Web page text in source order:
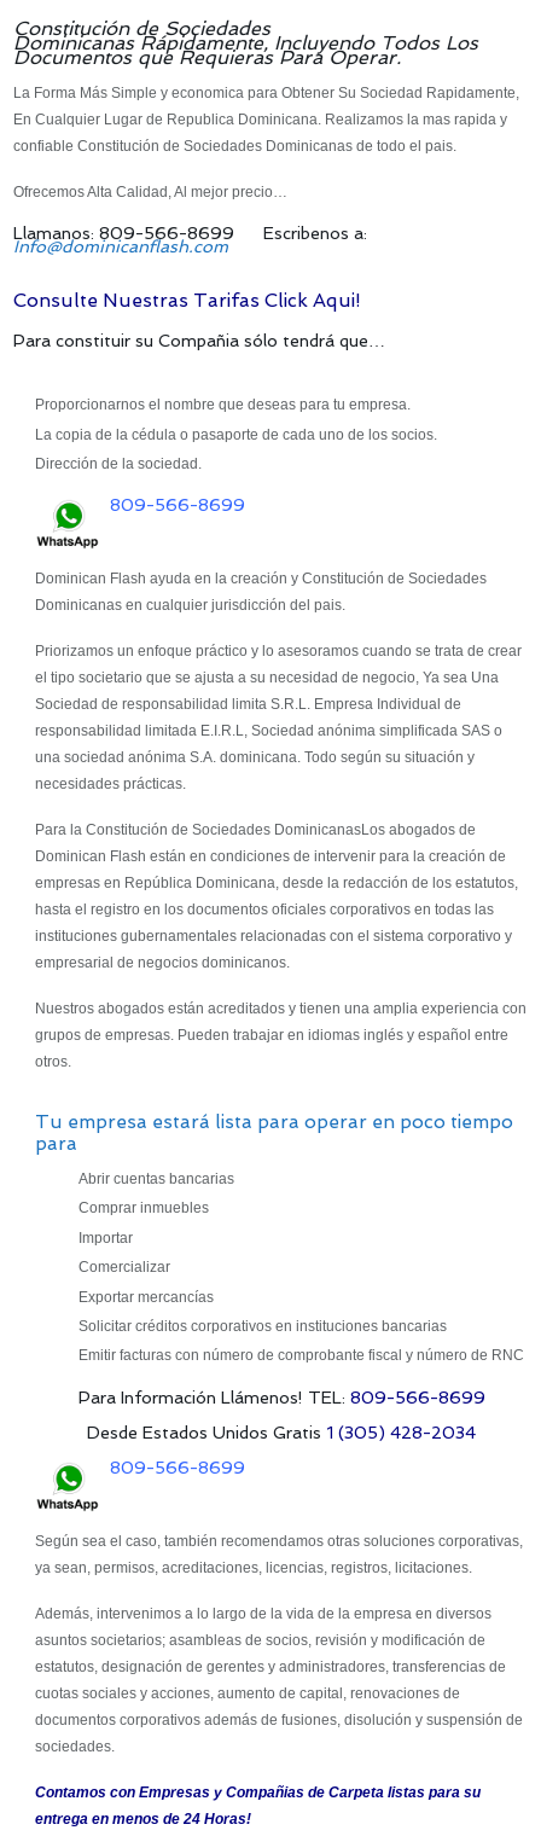
Constitución de Sociedades
Dominicanas Rápidamente, Incluyendo Todos Los
Documentos que Requieras Para Operar.
La Forma Más Simple y economica para Obtener Su Sociedad Rapidamente,
En Cualquier Lugar de Republica Dominicana. Realizamos la mas rapida y
confiable Constitución de Sociedades Dominicanas de todo el pais.
Ofrecemos Alta Calidad, Al mejor precio…
Llamanos: 809-566-8699 Escribenos a:
Info@dominicanflash.com
Consulte Nuestras Tarifas Click Aqui!
Para constituir su Compañia sólo tendrá que…
Proporcionarnos el nombre que deseas para tu empresa.
La copia de la cédula o pasaporte de cada uno de los socios.
Dirección de la sociedad.
809-566-8699
Dominican Flash ayuda en la creación y Constitución de Sociedades
Dominicanas en cualquier jurisdicción del pais.
Priorizamos un enfoque práctico y lo asesoramos cuando se trata de crear
el tipo societario que se ajusta a su necesidad de negocio, Ya sea Una
Sociedad de responsabilidad limita S.R.L. Empresa Individual de
responsabilidad limitada E.I.R.L, Sociedad anónima simplificada SAS o
una sociedad anónima S.A. dominicana. Todo según su situación y
necesidades prácticas.
Para la Constitución de Sociedades DominicanasLos abogados de
Dominican Flash están en condiciones de intervenir para la creación de
empresas en República Dominicana, desde la redacción de los estatutos,
hasta el registro en los documentos oficiales corporativos en todas las
instituciones gubernamentales relacionadas con el sistema corporativo y
empresarial de negocios dominicanos.
Nuestros abogados están acreditados y tienen una amplia experiencia con
grupos de empresas. Pueden trabajar en idiomas inglés y español entre
otros.
Tu empresa estará lista para operar en poco tiempo
para
Abrir cuentas bancarias
Comprar inmuebles
Importar
Comercializar
Exportar mercancías
Solicitar créditos corporativos en instituciones bancarias
Emitir facturas con número de comprobante fiscal y número de RNC
Para Información Llámenos! TEL: 809-566-8699
Desde Estados Unidos Gratis 1 (305) 428-2034
809-566-8699
Según sea el caso, también recomendamos otras soluciones corporativas,
ya sean, permisos, acreditaciones, licencias, registros, licitaciones.
Además, intervenimos a lo largo de la vida de la empresa en diversos
asuntos societarios; asambleas de socios, revisión y modificación de
estatutos, designación de gerentes y administradores, transferencias de
cuotas sociales y acciones, aumento de capital, renovaciones de
documentos corporativos además de fusiones, disolución y suspensión de
sociedades.
Contamos con Empresas y Compañias de Carpeta listas para su
entrega en menos de 24 Horas!